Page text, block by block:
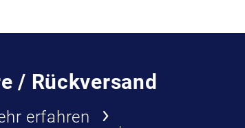
/ Rückversand
erfahren